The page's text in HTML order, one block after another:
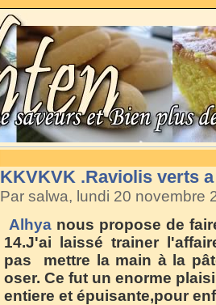
KKVKVK .Raviolis verts
Par salwa, lundi 20 novembre
Alhya nous propose de
14.J'ai laissé trainer
pas mettre la main à la
oser. Ce fut un enorme
entiere et épuisante,pour